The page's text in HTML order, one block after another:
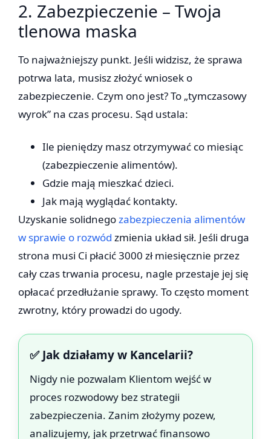
2. Zabezpieczenie – Twoja
tlenowa maska
To najważniejszy punkt. Jeśli widzisz, że sprawa
potrwa lata, musisz złożyć wniosek o
zabezpieczenie. Czym ono jest? To „tymczasowy
wyrok” na czas procesu. Sąd ustala:
Ile pieniędzy masz otrzymywać co miesiąc
(zabezpieczenie alimentów).
Gdzie mają mieszkać dzieci.
Jak mają wyglądać kontakty.
Uzyskanie solidnegozabezpieczenia alimentów
w sprawie o rozwód zmienia układ sił. Jeśli druga
strona musi Ci płacić 3000 zł miesięcznie przez
cały czas trwania procesu, nagle przestaje jej się
opłacać przedłużanie sprawy. To często moment
zwrotny, który prowadzi do ugody.
✅ Jak działamy w Kancelarii?
Nigdy nie pozwalam Klientom wejść w
proces rozwodowy bez strategii
zabezpieczenia. Zanim złożymy pozew,
analizujemy, jak przetrwać finansowo